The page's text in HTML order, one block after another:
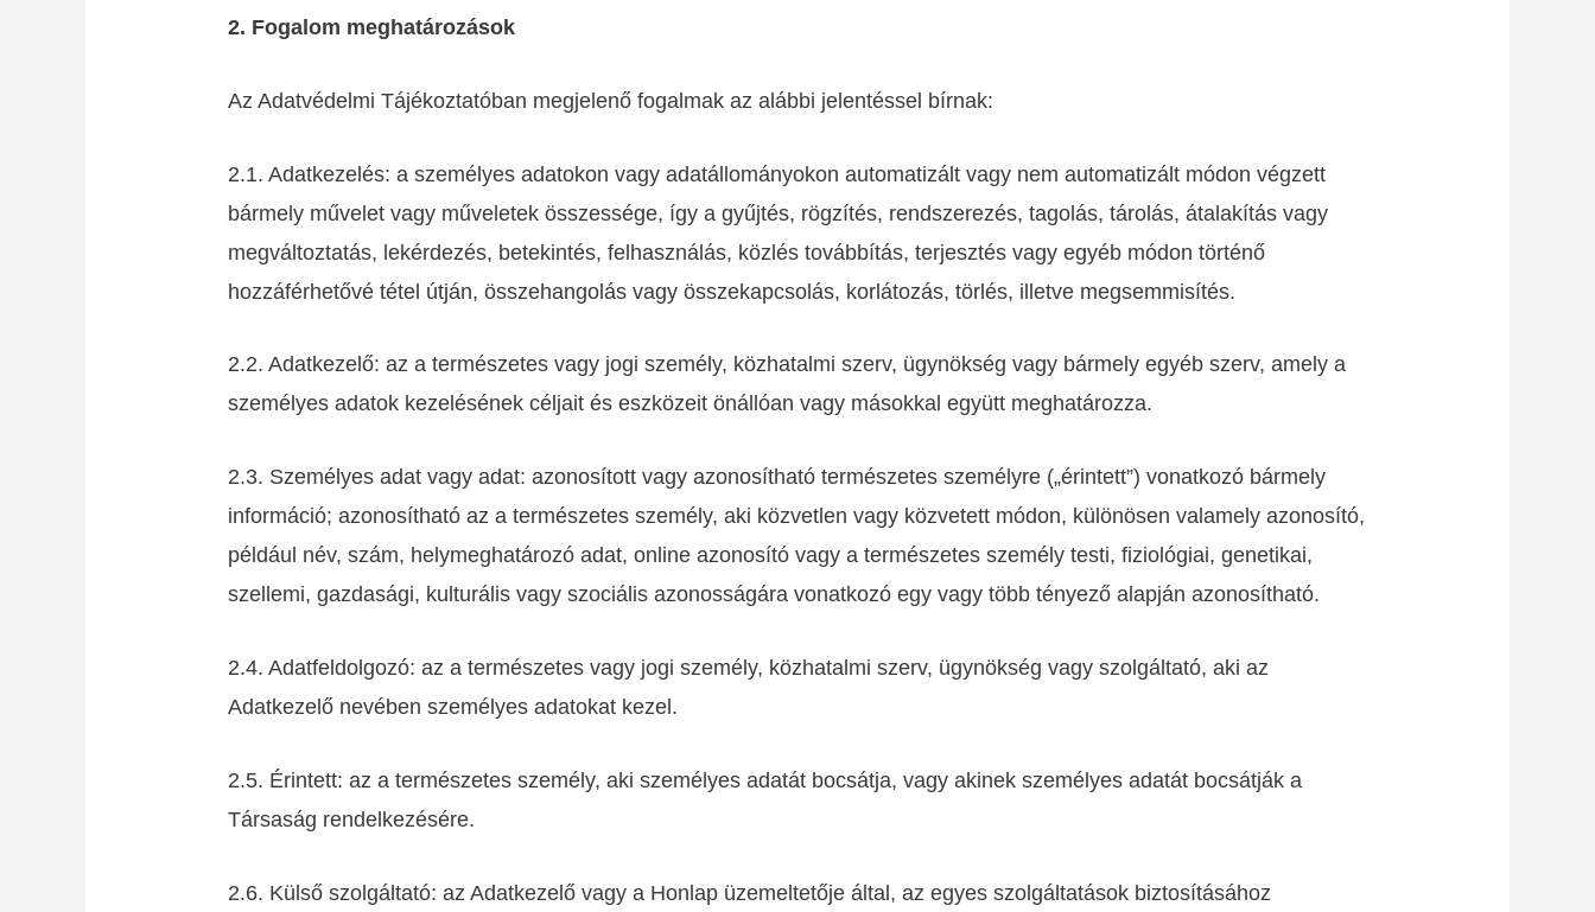
2. Fogalom meghatározások
Az Adatvédelmi Tájékoztatóban megjelenő fogalmak az alábbi jelentéssel bírnak:
2.1. Adatkezelés: a személyes adatokon vagy adatállományokon automatizált vagy nem automatizált módon végzett
bármely művelet vagy műveletek összessége, így a gyűjtés, rögzítés, rendszerezés, tagolás, tárolás, átalakítás vagy
megváltoztatás, lekérdezés, betekintés, felhasználás, közlés továbbítás, terjesztés vagy egyéb módon történő
hozzáférhetővé tétel útján, összehangolás vagy összekapcsolás, korlátozás, törlés, illetve megsemmisítés.
2.2. Adatkezelő: az a természetes vagy jogi személy, közhatalmi szerv, ügynökség vagy bármely egyéb szerv, amely a
személyes adatok kezelésének céljait és eszközeit önállóan vagy másokkal együtt meghatározza.
2.3. Személyes adat vagy adat: azonosított vagy azonosítható természetes személyre („érintett”) vonatkozó bármely
információ; azonosítható az a természetes személy, aki közvetlen vagy közvetett módon, különösen valamely azonosító,
például név, szám, helymeghatározó adat, online azonosító vagy a természetes személy testi, fiziológiai, genetikai,
szellemi, gazdasági, kulturális vagy szociális azonosságára vonatkozó egy vagy több tényező alapján azonosítható.
2.4. Adatfeldolgozó: az a természetes vagy jogi személy, közhatalmi szerv, ügynökség vagy szolgáltató, aki az
Adatkezelő nevében személyes adatokat kezel.
2.5. Érintett: az a természetes személy, aki személyes adatát bocsátja, vagy akinek személyes adatát bocsátják a
Társaság rendelkezésére.
2.6. Külső szolgáltató: az Adatkezelő vagy a Honlap üzemeltetője által, az egyes szolgáltatások biztosításához